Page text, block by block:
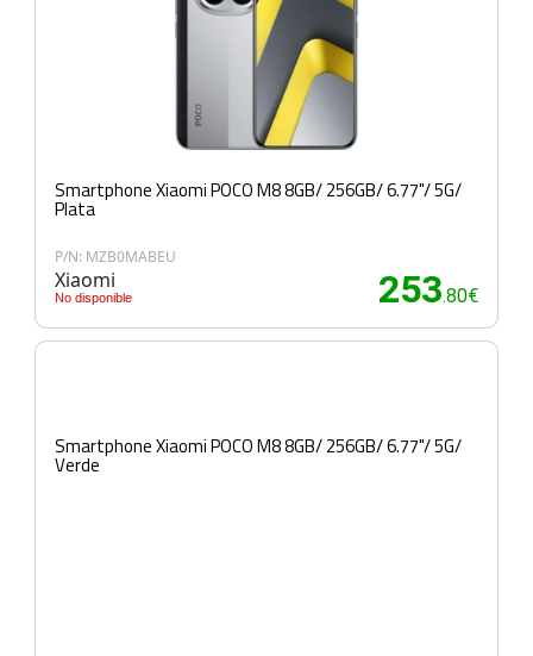
Smartphone Xiaomi POCO M8 8GB/ 256GB/ 6.77"/ 5G/
Plata
P/N: MZB0MABEU
Xiaomi
No disponible 253.80€
Smartphone Xiaomi POCO M8 8GB/ 256GB/ 6.77"/ 5G/
Verde